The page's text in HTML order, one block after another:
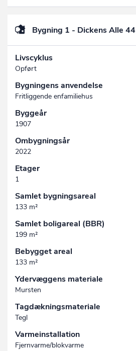
Bygning 1 - Dickens Alle 44
Livscyklus
Opført
Bygningens anvendelse
Fritliggende enfamiliehus
Byggeår
1907
Ombygningsår
2022
Etager
1
Samlet bygningsareal
133 m²
Samlet boligareal (BBR)
199 m²
Bebygget areal
133 m²
Ydervæggens materiale
Mursten
Tagdækningsmateriale
Tegl
Varmeinstallation
Fjernvarme/blokvarme